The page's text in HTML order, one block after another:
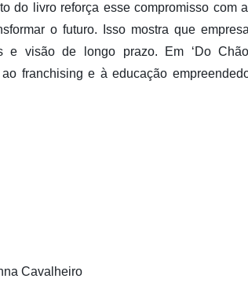
do livro reforça esse compromisso com
o futuro. Isso mostra que
e visão de longo prazo. Em ‘Do
franchising e à educação
Cavalheiro